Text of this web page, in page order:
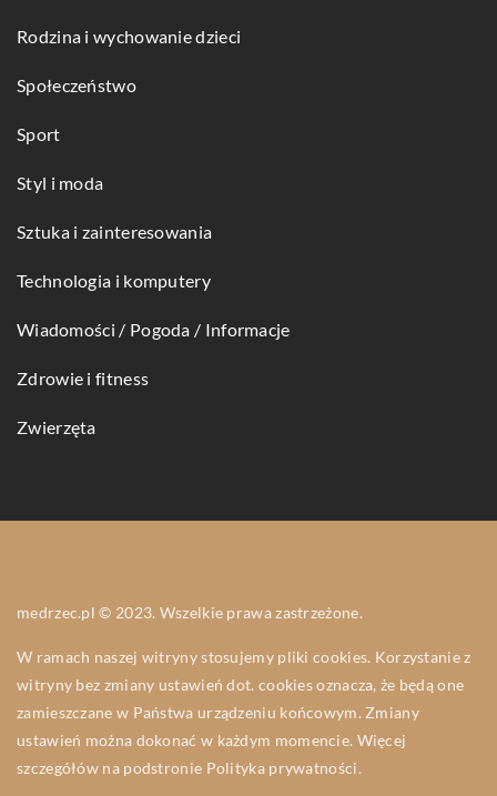
Rodzina i wychowanie dzieci
Społeczeństwo
Sport
Styl i moda
Sztuka i zainteresowania
Technologia i komputery
Wiadomości / Pogoda / Informacje
Zdrowie i fitness
Zwierzęta
medrzec.pl © 2023. Wszelkie prawa zastrzeżone.
W ramach naszej witryny stosujemy pliki cookies. Korzystanie z
witryny bez zmiany ustawień dot. cookies oznacza, że będą one
zamieszczane w Państwa urządzeniu końcowym. Zmiany
ustawień można dokonać w każdym momencie. Więcej
szczegółów na podstronie Polityka prywatności.